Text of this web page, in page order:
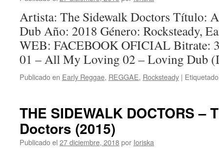
Artista: The Sidewalk Doctors Título:
Dub Año: 2018 Género: Rocksteady,
WEB: FACEBOOK OFICIAL Bitrate:
01 – All My Loving 02 – Loving Dub
Publicado en Early Reggae, REGGAE, Rocksteady | Etiquetado
THE SIDEWALK DOCTORS –
Doctors (2015)
Publicado el 27 diciembre, 2018por Ioriska